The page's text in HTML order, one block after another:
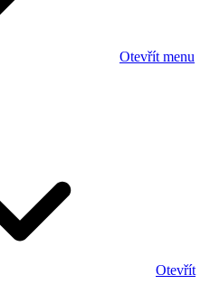
Otevřít menu
Otevřít